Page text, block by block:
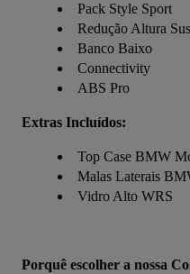
Pack Style Sport
Redução Altura
Banco Baixo
Connectivity
ABS Pro
Extras Incluídos:
Top Case BMW
Malas Laterais
Vidro Alto WRS
Porquê escolher a nossa